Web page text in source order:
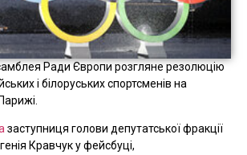
Ради Європи розгляне резолюцію
і білоруських спортсменів на
заступниця голови депутатської фракції
Кравчук у фейсбуці,